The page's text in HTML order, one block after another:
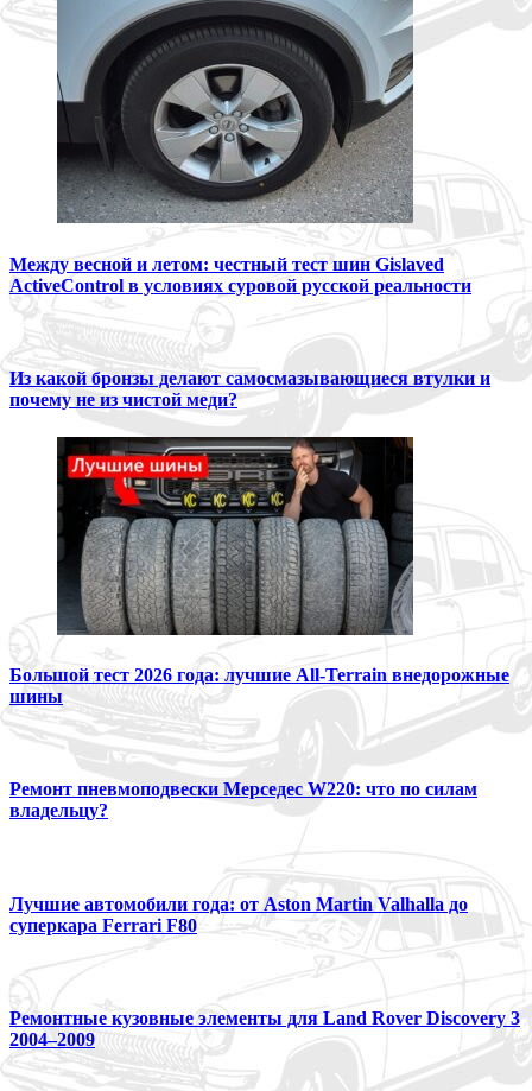
Между весной и летом: честный тест шин Gislaved
ActiveControl в условиях суровой русской реальности
Из какой бронзы делают самосмазывающиеся втулки и
почему не из чистой меди?
Большой тест 2026 года: лучшие All-Terrain внедорожные
шины
Ремонт пневмоподвески Мерседес W220: что по силам
владельцу?
Лучшие автомобили года: от Aston Martin Valhalla до
суперкара Ferrari F80
Ремонтные кузовные элементы для Land Rover Discovery 3
2004–2009